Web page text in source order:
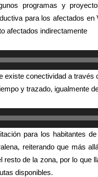
programas y
para los afectados
afectados indirectamente
existe conectividad a
y trazado, igualmente
para los habitantes
reiterando que más
resto de la zona, por lo que
disponibles.